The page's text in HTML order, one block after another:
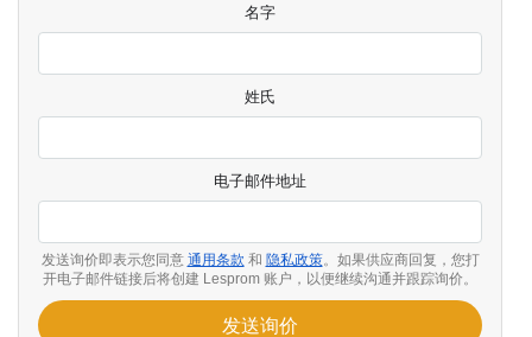
名字
姓氏
电子邮件地址
发送询价即表示您同意 通用条款 和 隐私政策。如果供应商回复，您打
开电子邮件链接后将创建 Lesprom 账户，以便继续沟通并跟踪询价。
发送询价